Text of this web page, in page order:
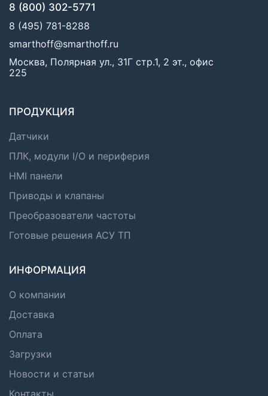
8 (800) 302-5771
8 (495) 781-8288
smarthoff@smarthoff.ru
Москва, Полярная ул., 31Г стр.1, 2 эт., офис
225
ПРОДУКЦИЯ
Датчики
ПЛК, модули I/O и периферия
HMI панели
Приводы и клапаны
Преобразователи частоты
Готовые решения АСУ ТП
ИНФОРМАЦИЯ
О компании
Доставка
Оплата
Загрузки
Новости и статьи
Контакты